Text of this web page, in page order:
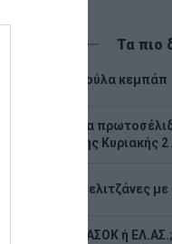
Τα πιο
Λούλα κεμπάπ
Tα
της Κυριακής
Μελιτζάνες
ΠΑΣΟΚ ή